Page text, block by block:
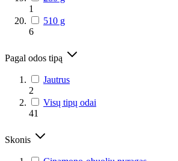
1
510 g
6
Pagal odos tipą
Jautrus
2
Visų tipų odai
41
Skonis